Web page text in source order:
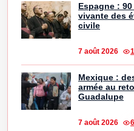
Espagne :
vivante des
civile
7 août 2026
Mexique :
armée au
Guadalupe
7 août 2026